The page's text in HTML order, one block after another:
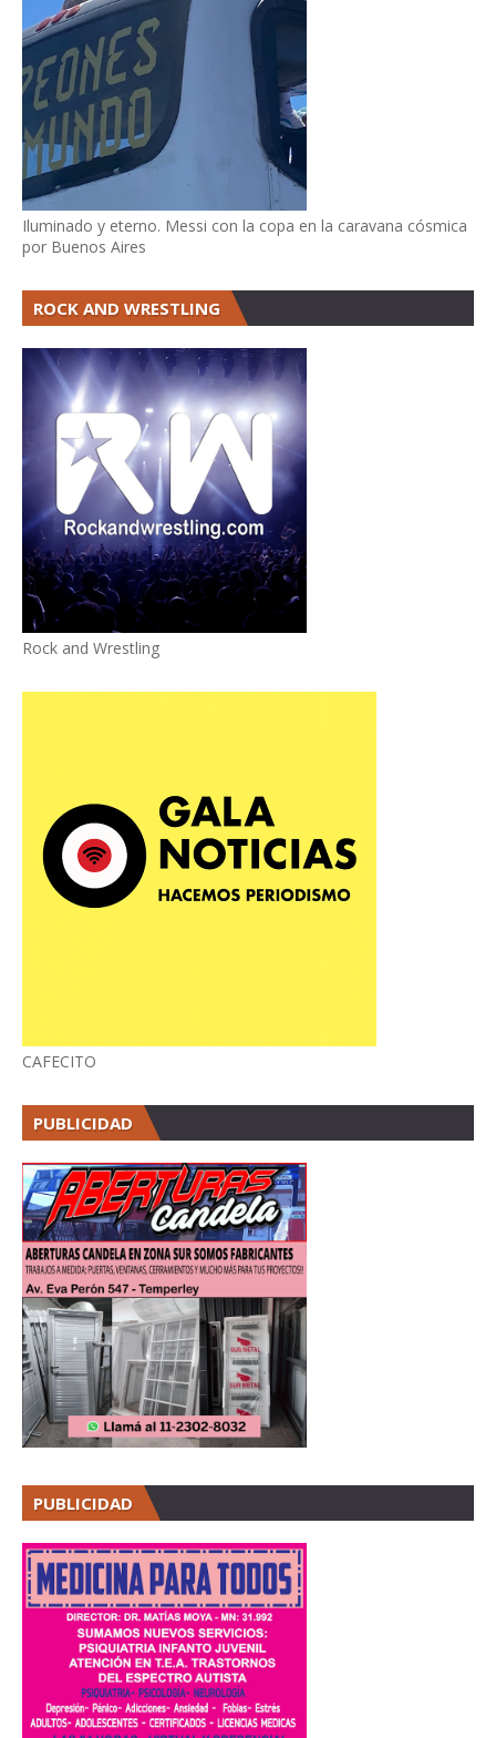
Iluminado y eterno. Messi con la copa en la caravana cósmica
por Buenos Aires
ROCK AND WRESTLING
Rock and Wrestling
CAFECITO
PUBLICIDAD
PUBLICIDAD